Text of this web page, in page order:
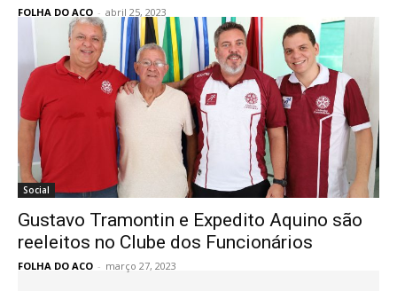
FOLHA DO ACO - abril 25, 2023
Social
Gustavo Tramontin e Expedito Aquino são
reeleitos no Clube dos Funcionários
FOLHA DO ACO - março 27, 2023